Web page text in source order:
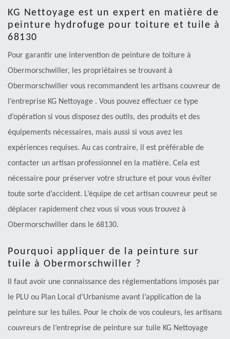
KG Nettoyage est un expert en matière de
peinture hydrofuge pour toiture et tuile à
68130
Pour garantir une intervention de peinture de toiture à
Obermorschwiller, les propriétaires se trouvant à
Obermorschwiller vous recommandent les artisans couvreur de
l’entreprise KG Nettoyage . Vous pouvez effectuer ce type
d’opération si vous disposez des outils, des produits et des
équipements nécessaires, mais aussi si vous avez les
expériences requises. Au cas contraire, il est préférable de
contacter un artisan professionnel en la matière. Cela est
nécessaire pour préserver votre structure et pour vous éviter
toute sorte d’accident. L’équipe de cet artisan couvreur peut se
déplacer rapidement chez vous si vous vous trouvez à
Obermorschwiller dans le 68130.
Pourquoi appliquer de la peinture sur
tuile à Obermorschwiller ?
Il faut avoir une connaissance des réglementations imposés par
le PLU ou Plan Local d’Urbanisme avant l’application de la
peinture sur les tuiles. Pour le choix de vos couleurs, les artisans
couvreurs de l’entreprise de peinture sur tuile KG Nettoyage